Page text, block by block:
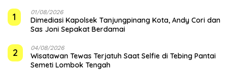
1 01/08/2026
Dimediasi Kapolsek Tanjungpinang Kota, Andy Cori dan
Sas Joni Sepakat Berdamai
2 04/08/2026
Wisatawan Tewas Terjatuh Saat Selfie di Tebing Pantai
Semeti Lombok Tengah